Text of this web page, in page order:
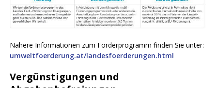
Nähere Informationen zum Förderprogramm finden Sie unter:
umweltfoerderung.at/landesfoerderungen.html
Vergünstigungen und